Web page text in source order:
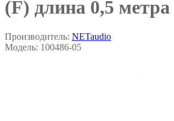
(F) длина 0,5 метра
Производитель: NETaudio
Модель: 100486-05